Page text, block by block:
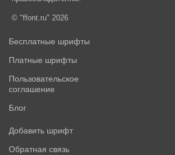
© "ffont.ru" 2026
Бесплатные шрифты
Платные шрифты
Пользовательское
соглашение
Блог
Добавить шрифт
Обратная связь